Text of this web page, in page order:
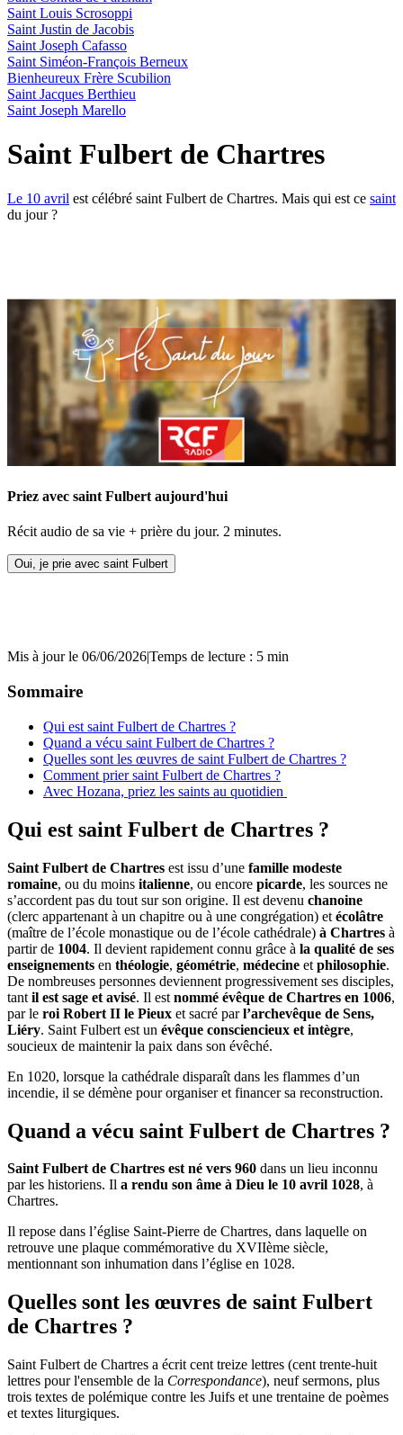
Saint Louis Scrosoppi
Saint Justin de Jacobis
Saint Joseph Cafasso
Saint Siméon-François Berneux
Bienheureux Frère Scubilion
Saint Jacques Berthieu
Saint Joseph Marello
Saint Fulbert de Chartres
Le 10 avril est célébré saint Fulbert de Chartres. Mais qui est ce saint
du jour ?
Priez avec saint Fulbert aujourd'hui
Récit audio de sa vie + prière du jour. 2 minutes.
Oui, je prie avec saint Fulbert
Mis à jour le 06/06/2026|Temps de lecture : 5 min
Sommaire
Qui est saint Fulbert de Chartres ?
Quand a vécu saint Fulbert de Chartres ?
Quelles sont les œuvres de saint Fulbert de Chartres ?
Comment prier saint Fulbert de Chartres ?
Avec Hozana, priez les saints au quotidien
Qui est saint Fulbert de Chartres ?
Saint Fulbert de Chartres est issu d’une famille modeste
romaine, ou du moins italienne, ou encore picarde, les sources ne
s’accordent pas du tout sur son origine. Il est devenu chanoine
(clerc appartenant à un chapitre ou à une congrégation) et écolâtre
(maître de l’école monastique ou de l’école cathédrale) à Chartres à
partir de 1004. Il devient rapidement connu grâce à la qualité de ses
enseignements en théologie, géométrie, médecine et philosophie.
De nombreuses personnes deviennent progressivement ses disciples,
tant il est sage et avisé. Il est nommé évêque de Chartres en 1006,
par le roi Robert II le Pieux et sacré parl’archevêque de Sens,
Liéry. Saint Fulbert est un évêque consciencieux et intègre,
soucieux de maintenir la paix dans son évêché.
En 1020, lorsque la cathédrale disparaît dans les flammes d’un
incendie, il se démène pour organiser et financer sa reconstruction.
Quand a vécu saint Fulbert de Chartres ?
Saint Fulbert de Chartres est né vers 960 dans un lieu inconnu
par les historiens. Il a rendu son âme à Dieu le 10 avril 1028, à
Chartres.
Il repose dans l’église Saint-Pierre de Chartres, dans laquelle on
retrouve une plaque commémorative du XVIIème siècle,
mentionnant son inhumation dans l’église en 1028.
Quelles sont les œuvres de saint Fulbert
de Chartres ?
Saint Fulbert de Chartres a écrit cent treize lettres (cent trente-huit
lettres pour l'ensemble de la Correspondance), neuf sermons, plus
trois textes de polémique contre les Juifs et une trentaine de poèmes
et textes liturgiques.